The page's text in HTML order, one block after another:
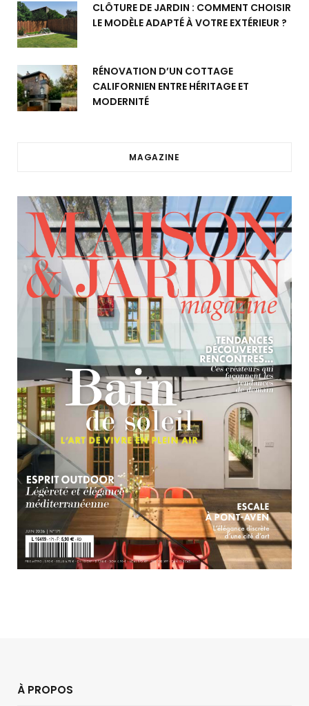
CLÔTURE DE JARDIN : COMMENT CHOISIR
LE MODÈLE ADAPTÉ À VOTRE EXTÉRIEUR ?
RÉNOVATION D’UN COTTAGE
CALIFORNIEN ENTRE HÉRITAGE ET
MODERNITÉ
MAGAZINE
À PROPOS